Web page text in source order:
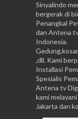
Sinyalindo
bergerak di
Penangkal
dan Antena
Indonesia.
,dll. Kami
Installasi
Spesialis
Antena tv
kami
Jakarta dan